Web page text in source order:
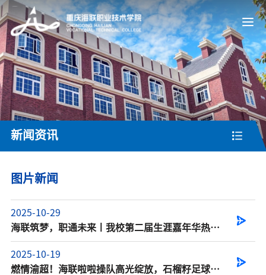
新闻资讯
图片新闻
2025-10-29
海联筑梦，职通未来丨我校第二届生涯嘉年华热力
2025-10-19
燃情渝超！海联啦啦操队高光绽放，石榴籽足球队